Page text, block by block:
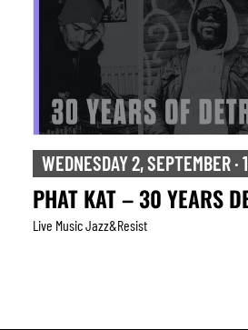
WEDNESDAY 2, SEPTEMBER ·
PHAT KAT – 30 YEARS
Live Music Jazz&resist